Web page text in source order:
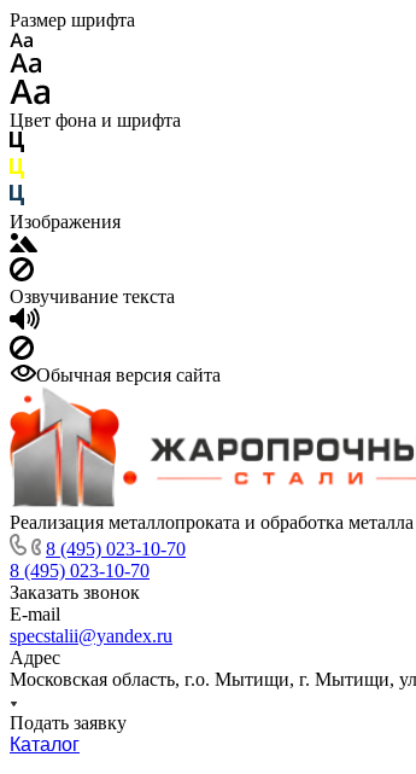
Размер шрифта
Цвет фона и шрифта
Изображения
Озвучивание текста
Обычная версия сайта
Реализация металлопроката и обработка металла
8 (495) 023-10-70
8 (495) 023-10-70
Заказать звонок
E-mail
specstalii@yandex.ru
Адрес
Московская область, г.о. Мытищи, г. Мытищи,
Подать заявку
Каталог